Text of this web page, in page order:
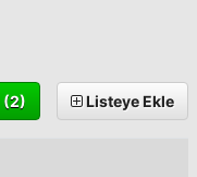
(2) Listeye Ekle